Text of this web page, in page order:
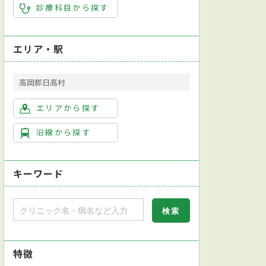
診療科目から探す
エリア・駅
高岡郡日高村
エリアから探す
沿線から探す
キーワード
特徴